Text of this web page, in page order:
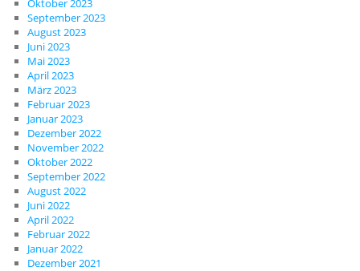
September 2023
August 2023
Juni 2023
Mai 2023
April 2023
März 2023
Februar 2023
Januar 2023
Dezember 2022
November 2022
Oktober 2022
September 2022
August 2022
Juni 2022
April 2022
Februar 2022
Januar 2022
Dezember 2021